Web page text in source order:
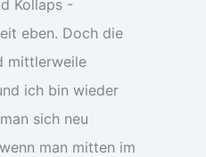
Kollaps -
eben. Doch die
mittlerweile
ich bin wieder
sich neu
man mitten im